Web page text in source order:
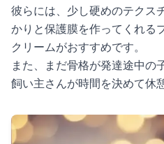
彼らには、少し硬めのテクス
かりと保護膜を作ってくれる
クリームがおすすめです。
また、まだ骨格が発達途中の
飼い主さんが時間を決めて休